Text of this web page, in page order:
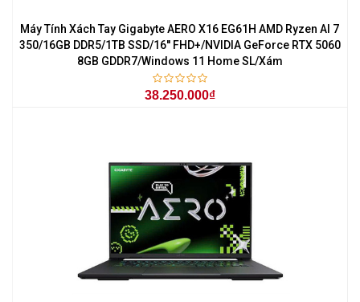
Máy Tính Xách Tay Gigabyte AERO X16 EG61H AMD Ryzen AI 7
350/16GB DDR5/1TB SSD/16'' FHD+/NVIDIA GeForce RTX 5060
8GB GDDR7/Windows 11 Home SL/Xám
38.250.000₫